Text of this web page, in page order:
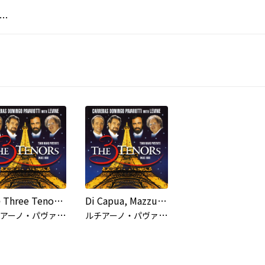
D
aniel Barenboim - Orchestre De Paris - Choeur Orchestre De Paris - Plácido Domingo
The Three Tenors - Paris 1998
ル
チアーノ・パヴァロッティ
Di Capua, Mazzucchi: 'O sole mio (Arr. Schifrin) (Live in Paris / 1998)
ル
チアーノ・パヴァロッティ